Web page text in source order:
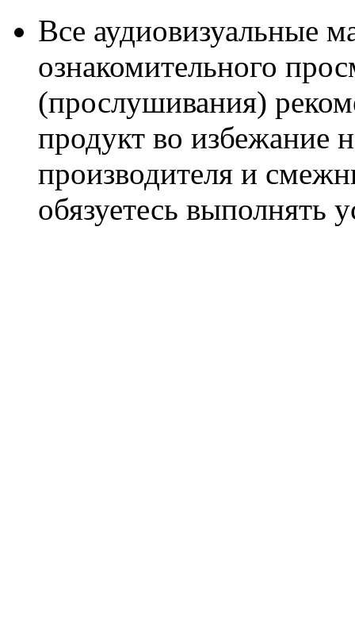
Все аудиовизуальные
ознакомительного
(прослушивания)
продукт во избежание
производителя и
обязуетесь выполнять